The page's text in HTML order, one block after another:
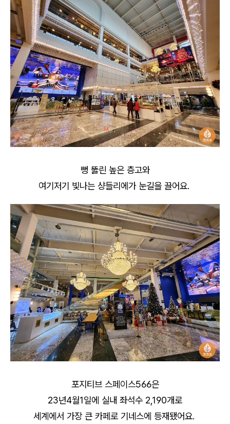
뻥 뚫린 높은 층고와
여기저기 빛나는 샹들리에가 눈길을 끌어요.
포지티브 스페이스566은
23년4월1일에 실내 좌석수 2,190개로
세계에서 가장 큰 카페로 기네스에 등재됐어요.